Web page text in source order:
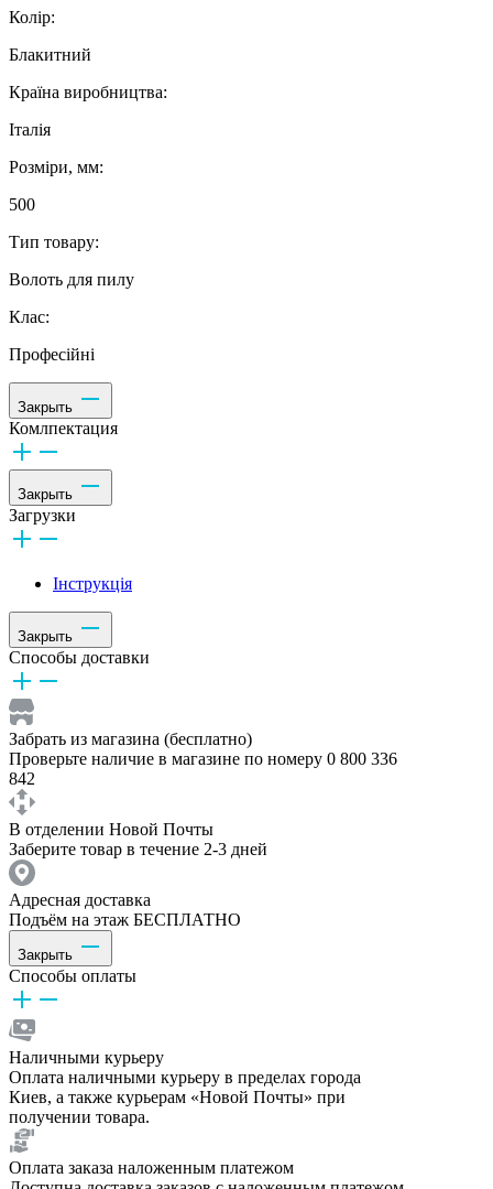
Колір:
Блакитний
Країна виробництва:
Італія
Розміри, мм:
500
Тип товару:
Волоть для пилу
Клас:
Професійні
Закрыть
Комлпектация
Закрыть
Загрузки
Інструкція
Закрыть
Способы доставки
Забрать из магазина (бесплатно)
Проверьте наличие в магазине по номеру 0 800 336
842
В отделении Новой Почты
Заберите товар в течение 2-3 дней
Адресная доставка
Подъём на этаж БЕСПЛАТНО
Закрыть
Способы оплаты
Наличными курьеру
Оплата наличными курьеру в пределах города
Киев, а также курьерам «Новой Почты» при
получении товара.
Оплата заказа наложенным платежом